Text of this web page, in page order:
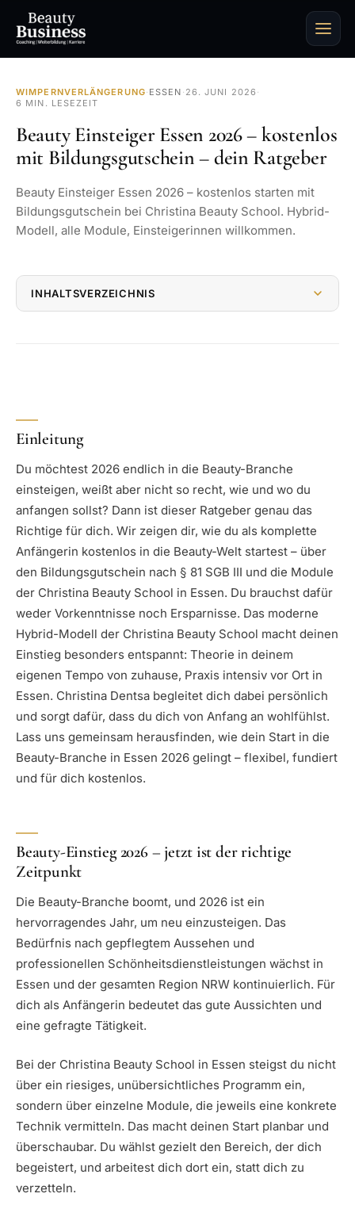
WIMPERNVERLÄNGERUNG· ESSEN · 26. JUNI 2026 ·
6 MIN. LESEZEIT
Beauty Einsteiger Essen 2026 – kostenlos
mit Bildungsgutschein – dein Ratgeber
Beauty Einsteiger Essen 2026 – kostenlos starten mit
Bildungsgutschein bei Christina Beauty School. Hybrid-
Modell, alle Module, Einsteigerinnen willkommen.
INHALTSVERZEICHNIS
Einleitung
Du möchtest 2026 endlich in die Beauty-Branche
einsteigen, weißt aber nicht so recht, wie und wo du
anfangen sollst? Dann ist dieser Ratgeber genau das
Richtige für dich. Wir zeigen dir, wie du als komplette
Anfängerin kostenlos in die Beauty-Welt startest – über
den Bildungsgutschein nach § 81 SGB III und die Module
der Christina Beauty School in Essen. Du brauchst dafür
weder Vorkenntnisse noch Ersparnisse. Das moderne
Hybrid-Modell der Christina Beauty School macht deinen
Einstieg besonders entspannt: Theorie in deinem
eigenen Tempo von zuhause, Praxis intensiv vor Ort in
Essen. Christina Dentsa begleitet dich dabei persönlich
und sorgt dafür, dass du dich von Anfang an wohlfühlst.
Lass uns gemeinsam herausfinden, wie dein Start in die
Beauty-Branche in Essen 2026 gelingt – flexibel, fundiert
und für dich kostenlos.
Beauty-Einstieg 2026 – jetzt ist der richtige
Zeitpunkt
Die Beauty-Branche boomt, und 2026 ist ein
hervorragendes Jahr, um neu einzusteigen. Das
Bedürfnis nach gepflegtem Aussehen und
professionellen Schönheitsdienstleistungen wächst in
Essen und der gesamten Region NRW kontinuierlich. Für
dich als Anfängerin bedeutet das gute Aussichten und
eine gefragte Tätigkeit.
Bei der Christina Beauty School in Essen steigst du nicht
über ein riesiges, unübersichtliches Programm ein,
sondern über einzelne Module, die jeweils eine konkrete
Technik vermitteln. Das macht deinen Start planbar und
überschaubar. Du wählst gezielt den Bereich, der dich
begeistert, und arbeitest dich dort ein, statt dich zu
verzetteln.